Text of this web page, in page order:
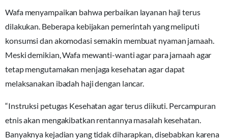
Wafa menyampaikan bahwa perbaikan layanan haji terus
dilakukan. Beberapa kebijakan pemerintah yang meliputi
konsumsi dan akomodasi semakin membuat nyaman jamaah.
Meski demikian, Wafa mewanti-wanti agar para jamaah agar
tetap mengutamakan menjaga kesehatan agar dapat
melaksanakan ibadah haji dengan lancar.
“Instruksi petugas Kesehatan agar terus diikuti. Percampuran
etnis akan mengakibatkan rentannya masalah kesehatan.
Banyaknya kejadian yang tidak diharapkan, disebabkan karena